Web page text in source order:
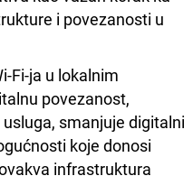
i povezanosti u
Fi-ja u lokalnim
povezanost,
smanjuje digitalni
koje donosi
infrastruktura